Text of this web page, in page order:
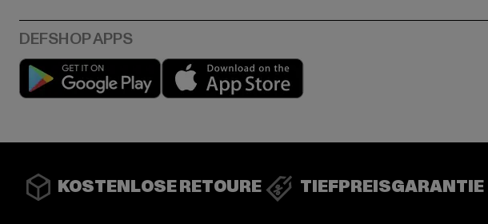
Play market
KOSTENLOSE RETOURE TIEFPREISGARANTIE